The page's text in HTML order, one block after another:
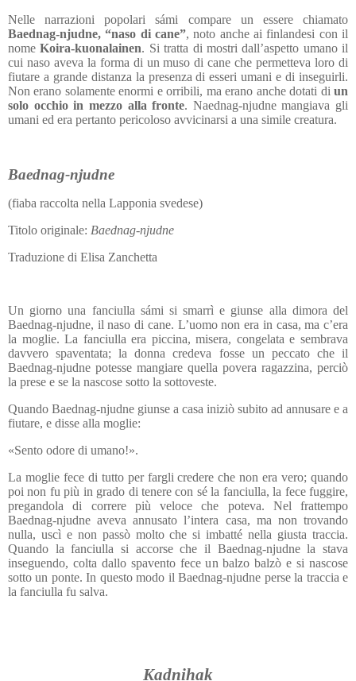
Nelle narrazioni popolari sámi compare un essere chiamato
Baednag-njudne, “naso di cane”, noto anche ai finlandesi con il
nomeKoira-kuonalainen. Si tratta di mostri dall’aspetto umano il
cui naso aveva la forma di un muso di cane che permetteva loro di
fiutare a grande distanza la presenza di esseri umani e di inseguirli.
Non erano solamente enormi e orribili, ma erano anche dotati di un
solo occhio in mezzo alla fronte. Naednag-njudne mangiava gli
umani ed era pertanto pericoloso avvicinarsi a una simile creatura.
Baednag-njudne
(fiaba raccolta nella Lapponia svedese)
Titolo originale: Baednag-njudne
Traduzione di Elisa Zanchetta
Un giorno una fanciulla sámi si smarrì e giunse alla dimora del
Baednag-njudne, il naso di cane. L’uomo non era in casa, ma c’era
la moglie. La fanciulla era piccina, misera, congelata e sembrava
davvero spaventata; la donna credeva fosse un peccato che il
Baednag-njudne potesse mangiare quella povera ragazzina, perciò
la prese e se la nascose sotto la sottoveste.
Quando Baednag-njudne giunse a casa iniziò subito ad annusare e a
fiutare, e disse alla moglie:
«Sento odore di umano!».
La moglie fece di tutto per fargli credere che non era vero; quando
poi non fu più in grado di tenere con sé la fanciulla, la fece fuggire,
pregandola di correre più veloce che poteva. Nel frattempo
Baednag-njudne aveva annusato l’intera casa, ma non trovando
nulla, uscì e non passò molto che si imbatté nella giusta traccia.
Quando la fanciulla si accorse che il Baednag-njudne la stava
inseguendo, colta dallo spavento fece un balzo balzò e si nascose
sotto un ponte. In questo modo il Baednag-njudne perse la traccia e
la fanciulla fu salva.
Kadnihak